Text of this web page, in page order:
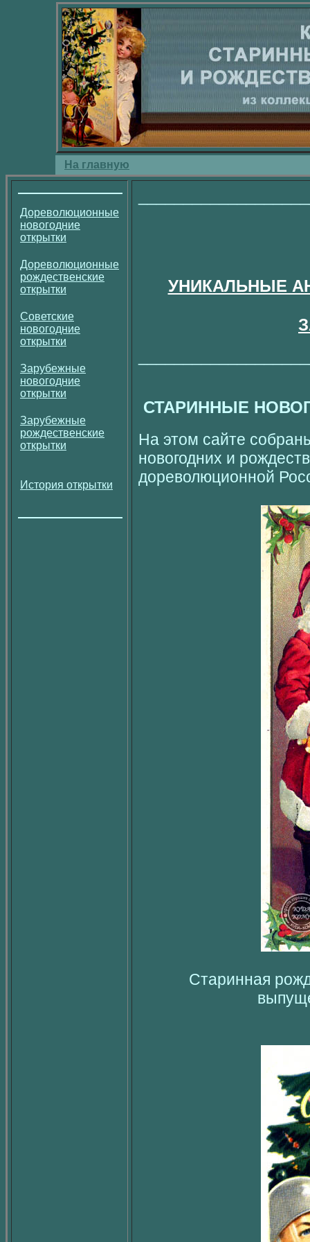
На главную
Дореволюционные
новогодние
открытки
Дореволюционные
рождественские
открытки
Советские
новогодние
открытки
Зарубежные
новогодние
открытки
Зарубежные
рождественские
открытки
История открытки
УНИКАЛЬНЫЕ
СТАРИННЫЕ
На этом сайте
новогодних и
дореволюционной
Старинная